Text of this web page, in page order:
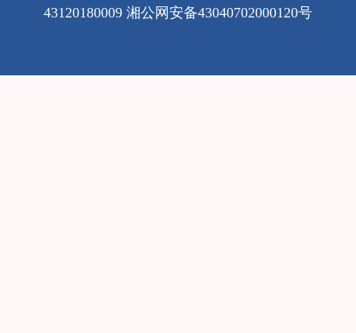
43120180009 湘公网安备43040702000120号